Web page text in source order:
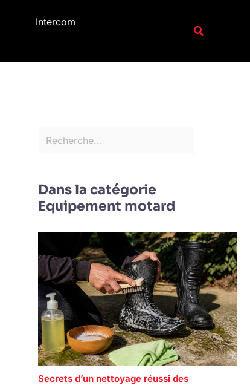
Intercom
e
rDans la catégorie
Equipement motard
Secrets d’un nettoyage réussi des